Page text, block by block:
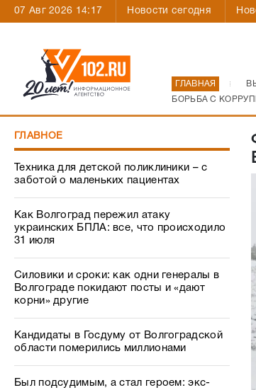
07 Авг 2026 14:17 Новости сегодня
ГЛАВНАЯ
БОРЬБА С
ГЛАВНОЕ
Техника для детской поликлиники – с
заботой о маленьких пациентах
Как Волгоград пережил атаку
украинских БПЛА: все, что происходило
31 июля
Силовики и сроки: как одни генералы в
Волгограде покидают посты и «дают
корни» другие
Кандидаты в Госдуму от Волгоградской
области померились миллионами
Был подсудимым, а стал героем: экс-